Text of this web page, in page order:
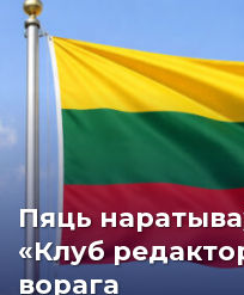
Пяць
«Клуб
ворага